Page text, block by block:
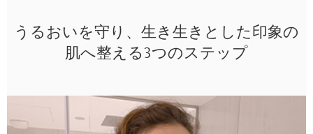
うるおいを守り、生き生きとした印象の
肌へ整える3つのステップ